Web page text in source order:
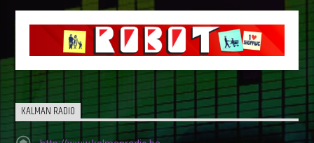
KALMAN RADIO